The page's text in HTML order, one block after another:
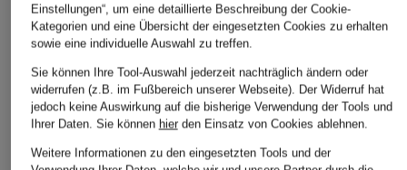
GYMSHARK
SAMSØE SAMSØE
ALLSAINTS
Einstellungen“, um eine detaillierte Beschreibung der Cookie-
Kategorien und eine Übersicht der eingesetzten Cookies zu erhalten
sowie eine individuelle Auswahl zu treffen.
Sie können Ihre Tool-Auswahl jederzeit nachträglich ändern oder
widerrufen (z.B. im Fußbereich unserer Webseite). Der Widerruf hat
jedoch keine Auswirkung auf die bisherige Verwendung der Tools und
Ihrer Daten. Sie können hierden Einsatz von Cookies ablehnen.
Weitere Informationen zu den eingesetzten Tools und der